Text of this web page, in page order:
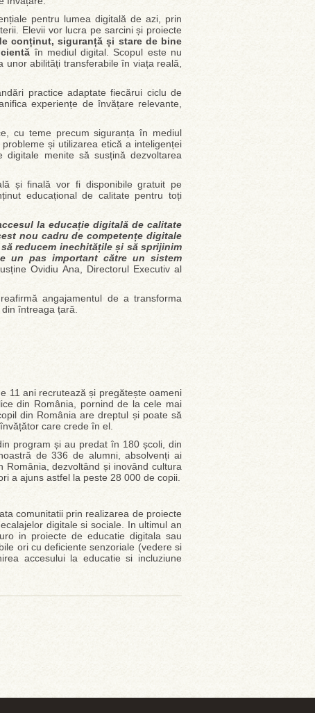
pentru lumea digitală de azi, prin
Elevii vor lucra pe sarcini și proiecte
conținut, siguranță și stare de bine
în mediul digital. Scopul este nu
abilități transferabile în viața reală,
practice adaptate fiecărui ciclu de
experiențe de învățare relevante,
cu teme precum siguranța în mediul
și utilizarea etică a inteligenței
menite să susțină dezvoltarea
și finală vor fi disponibile gratuit pe
educațional de calitate pentru toți
la educație digitală de calitate
nou cadru de competențe digitale
reducem inechitățile și să sprijinim
un pas important către un sistem
Ovidiu Ana, Directorul Executiv al
angajamentul de a transforma
întreaga țară.
11 ani recrutează și pregătește oameni
din România, pornind de la cele mai
din România are dreptul și poate să
care crede în el.
program și au predat în 180 școli, din
de 336 de alumni, absolvenți ai
dezvoltând și inovând cultura
a ajuns astfel la peste 28 000 de copii.
comunitatii prin realizarea de proiecte
digitale si sociale. In ultimul an
in proiecte de educatie digitala sau
ori cu deficiente senzoriale (vedere si
accesului la educatie si incluziune